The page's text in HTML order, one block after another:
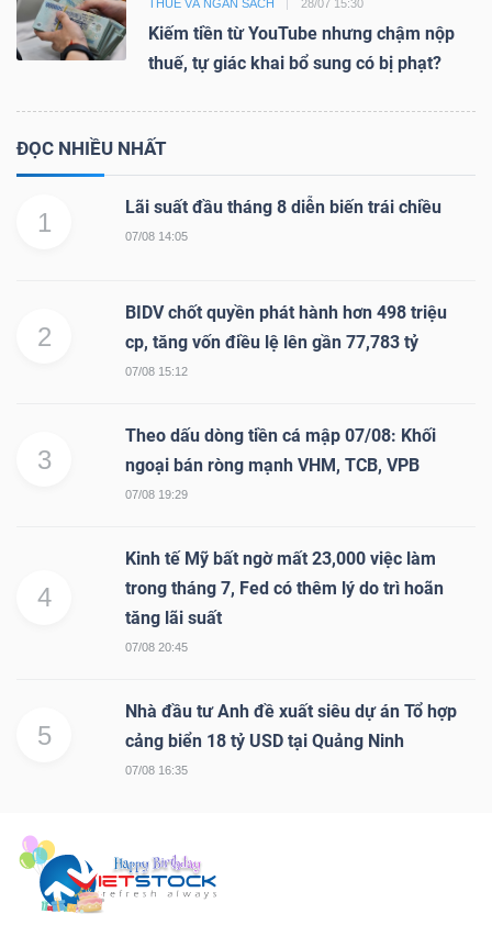
THUẾ VÀ NGÂN SÁCH 28/07 15:30
Kiếm tiền từ YouTube nhưng chậm nộp
thuế, tự giác khai bổ sung có bị phạt?
ĐỌC NHIỀU NHẤT
1
Lãi suất đầu tháng 8 diễn biến trái chiều
07/08 14:05
2
BIDV chốt quyền phát hành hơn 498 triệu
cp, tăng vốn điều lệ lên gần 77,783 tỷ
07/08 15:12
3
Theo dấu dòng tiền cá mập 07/08: Khối
ngoại bán ròng mạnh VHM, TCB, VPB
07/08 19:29
4
Kinh tế Mỹ bất ngờ mất 23,000 việc làm
trong tháng 7, Fed có thêm lý do trì hoãn
tăng lãi suất
07/08 20:45
5
Nhà đầu tư Anh đề xuất siêu dự án Tổ hợp
cảng biển 18 tỷ USD tại Quảng Ninh
07/08 16:35